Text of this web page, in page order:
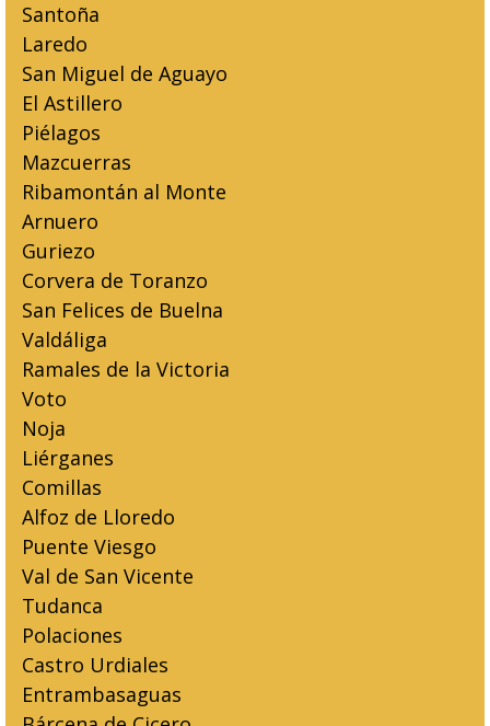
Santoña
Laredo
San Miguel de Aguayo
El Astillero
Piélagos
Mazcuerras
Ribamontán al Monte
Arnuero
Guriezo
Corvera de Toranzo
San Felices de Buelna
Valdáliga
Ramales de la Victoria
Voto
Noja
Liérganes
Comillas
Alfoz de Lloredo
Puente Viesgo
Val de San Vicente
Tudanca
Polaciones
Castro Urdiales
Entrambasaguas